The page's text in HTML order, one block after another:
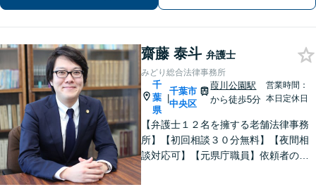
齋藤 泰斗 弁護士
みどり総合法律事務所
千
葉
県
|
千葉市
中央区
葭川公園駅
から徒歩5分
営業時間：
本日定休日
【弁護士１２名を擁する老舗法律事務
所】【初回相談３０分無料】【夜間相
談対応可】【元県庁職員】依頼者の方